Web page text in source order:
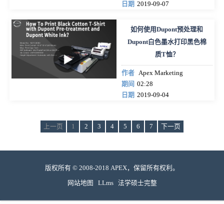
日期 2019-09-07
如何使用Dupont预处理和
Dupont白色墨水打印黑色棉
质T恤？
作者
Apex Marketing
期间 02:28
日期 2019-09-04
上一页 1 2 3 4 5 6 7 下一页
版权所有 © 2008-2018 APEX，保留所有权利。
网站地图 LLms 法学硕士完整